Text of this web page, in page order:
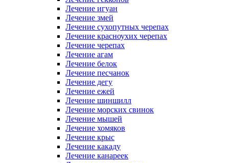
Лечение игуан
Лечение змей
Лечение сухопутных черепах
Лечение красноухих черепах
Лечение черепах
Лечение агам
Лечение белок
Лечение песчанок
Лечение дегу
Лечение ежей
Лечение шиншилл
Лечение морских свинок
Лечение мышей
Лечение хомяков
Лечение крыс
Лечение какаду
Лечение канареек